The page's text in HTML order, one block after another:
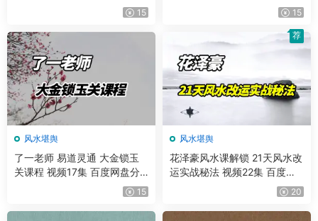
15 15
风水堪舆
了一老师 易道灵通 大金锁玉
关课程 视频17集 百度网盘分
15
风水堪舆
花泽豪风水课解锁 21天风水改
运实战秘法 视频22集 百度网
20
荐